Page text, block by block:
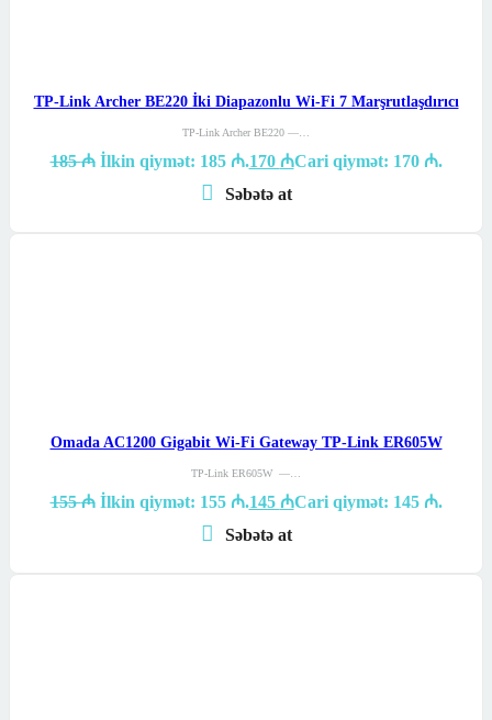
TP-Link Archer BE220 İki Diapazonlu Wi-Fi 7 Marşrutlaşdırıcı
TP-Link Archer BE220 —…
185₼ İlkin qiymət: 185 ₼.170 ₼Cari qiymət: 170 ₼.
Səbətə at
Omada AC1200 Gigabit Wi-Fi Gateway TP-Link ER605W
TP-Link ER605W —…
155₼ İlkin qiymət: 155 ₼.145 ₼Cari qiymət: 145 ₼.
Səbətə at